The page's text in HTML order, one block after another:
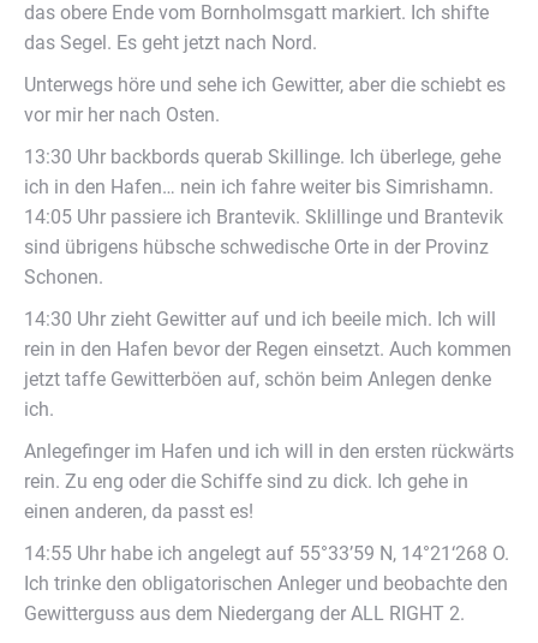
das obere Ende vom Bornholmsgatt markiert. Ich shifte
das Segel. Es geht jetzt nach Nord.
Unterwegs höre und sehe ich Gewitter, aber die schiebt es
vor mir her nach Osten.
13:30 Uhr backbords querab Skillinge. Ich überlege, gehe
ich in den Hafen… nein ich fahre weiter bis Simrishamn.
14:05 Uhr passiere ich Brantevik. Sklillinge und Brantevik
sind übrigens hübsche schwedische Orte in der Provinz
Schonen.
14:30 Uhr zieht Gewitter auf und ich beeile mich. Ich will
rein in den Hafen bevor der Regen einsetzt. Auch kommen
jetzt taffe Gewitterböen auf, schön beim Anlegen denke
ich.
Anlegefinger im Hafen und ich will in den ersten rückwärts
rein. Zu eng oder die Schiffe sind zu dick. Ich gehe in
einen anderen, da passt es!
14:55 Uhr habe ich angelegt auf 55°33’59 N, 14°21‘268 O.
Ich trinke den obligatorischen Anleger und beobachte den
Gewitterguss aus dem Niedergang der ALL RIGHT 2.